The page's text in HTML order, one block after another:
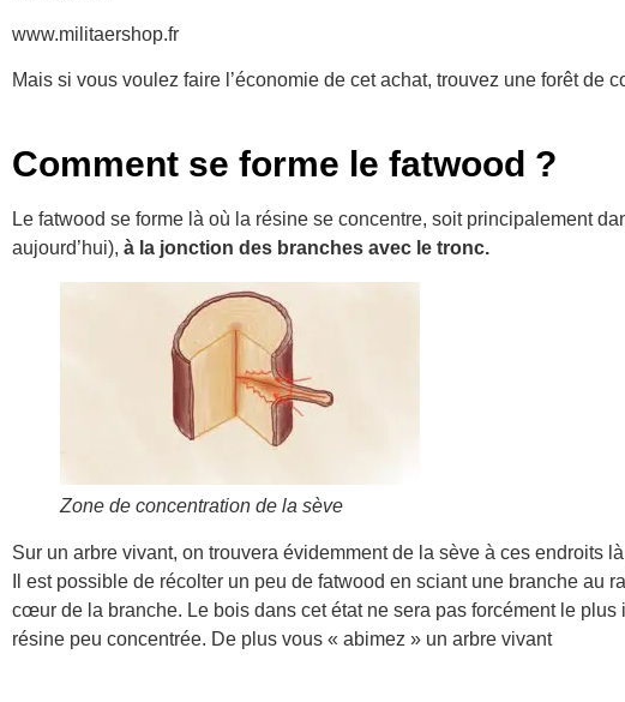
www.militaershop.fr
Mais si vous voulez faire l’économie de cet achat, trouvez une forêt de
Comment se forme le fatwood ?
Le fatwood se forme là où la résine se concentre, soit principalement
aujourd’hui), à la jonction des branches avec le tronc.
Zone de concentration de la sève
Sur un arbre vivant, on trouvera évidemment de la sève à ces endroits
Il est possible de récolter un peu de fatwood en sciant une branche au
cœur de la branche. Le bois dans cet état ne sera pas forcément le plus
résine peu concentrée. De plus vous « abimez » un arbre vivant